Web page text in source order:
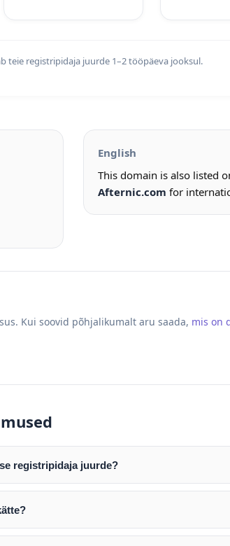
teie registripidaja juurde 1–2 tööpäeva jooksul.
English
This domain is also listed
Afternic.com for
Kui soovid põhjalikumalt aru saada, mis on
registripidaja juurde?
domeeni AUTH (EPP) koodi. Selle abil saate
vahelise protsessina ning võib võtta
Maksekinnituse järel edastame teile